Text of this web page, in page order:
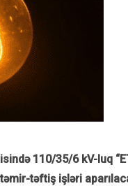
110/35/6 kV-luq
təftiş işləri